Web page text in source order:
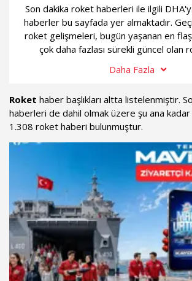
Son dakika roket haberleri ile ilgili
haberler bu sayfada yer almaktadır.
roket gelişmeleri, bugün yaşanan en
çok daha fazlası sürekli güncel olan
Daha Fazla
Roket haber başlıkları altta listelenmiştir.
haberleri de dahil olmak üzere şu ana
1.308 roket haberi bulunmuştur.